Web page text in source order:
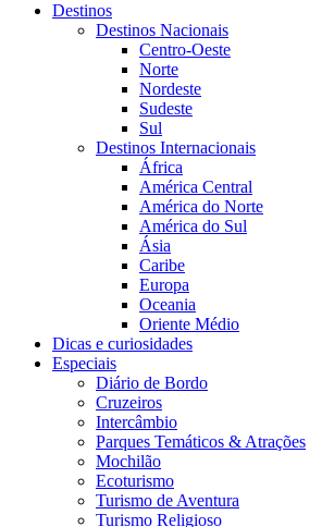
Destinos
Destinos Nacionais
Centro-Oeste
Norte
Nordeste
Sudeste
Sul
Destinos Internacionais
África
América Central
América do Norte
América do Sul
Ásia
Caribe
Europa
Oceania
Oriente Médio
Dicas e curiosidades
Especiais
Diário de Bordo
Cruzeiros
Intercâmbio
Parques Temáticos & Atrações
Mochilão
Ecoturismo
Turismo de Aventura
Turismo Religioso